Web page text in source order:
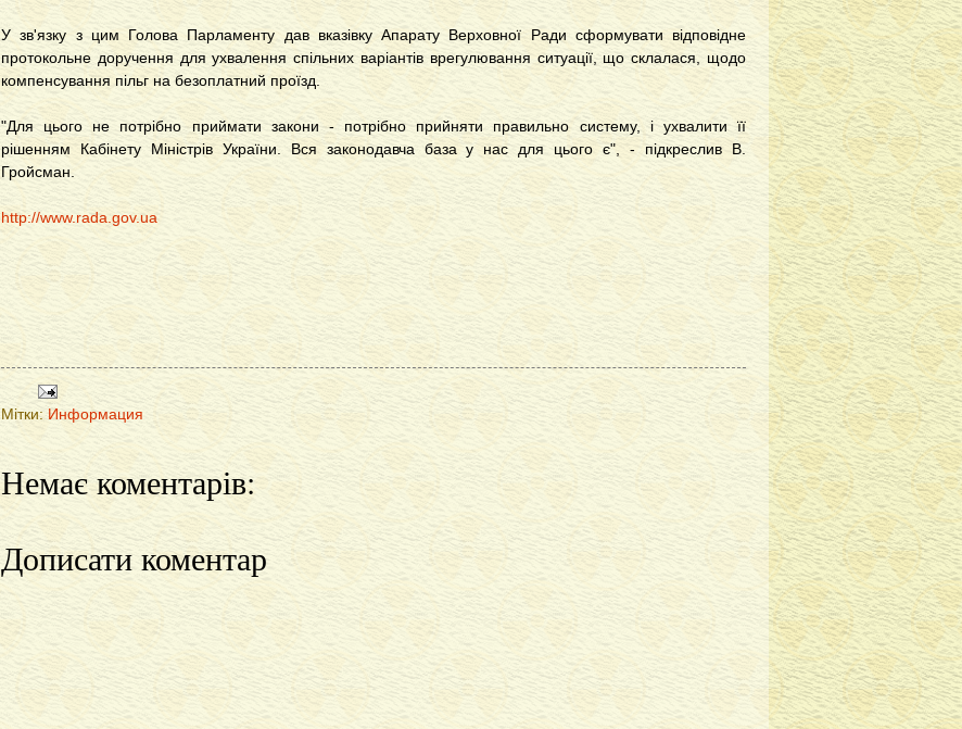
У зв'язку з цим Голова Парламенту дав вказівку Апарату Верховної Ради сформувати відповідне
протокольне доручення для ухвалення спільних варіантів врегулювання ситуації, що склалася, щодо
компенсування пільг на безоплатний проїзд.
"Для цього не потрібно приймати закони - потрібно прийняти правильно систему, і ухвалити її
рішенням Кабінету Міністрів України. Вся законодавча база у нас для цього є", - підкреслив В.
Гройсман.
http://www.rada.gov.ua
Мітки: Информация
Немає коментарів:
Дописати коментар